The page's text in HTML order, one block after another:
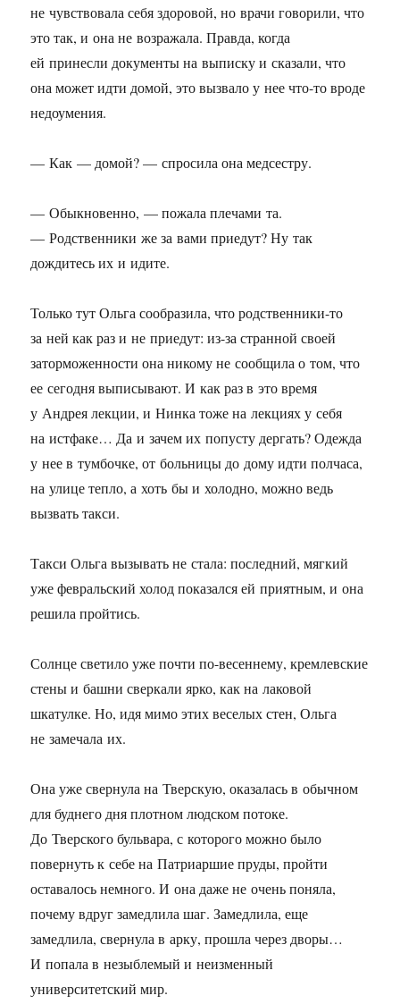
не чувствовала себя здоровой, но врачи говорили, что
это так, и она не возражала. Правда, когда
ей принесли документы на выписку и сказали, что
она может идти домой, это вызвало у нее что-то вроде
недоумения.
— Как — домой? — спросила она медсестру.
— Обыкновенно, — пожала плечами та.
— Родственники же за вами приедут? Ну так
дождитесь их и идите.
Только тут Ольга сообразила, что родственники-то
за ней как раз и не приедут: из-за странной своей
заторможенности она никому не сообщила о том, что
ее сегодня выписывают. И как раз в это время
у Андрея лекции, и Нинка тоже на лекциях у себя
на истфаке… Да и зачем их попусту дергать? Одежда
у нее в тумбочке, от больницы до дому идти полчаса,
на улице тепло, а хоть бы и холодно, можно ведь
вызвать такси.
Такси Ольга вызывать не стала: последний, мягкий
уже февральский холод показался ей приятным, и она
решила пройтись.
Солнце светило уже почти по-весеннему, кремлевские
стены и башни сверкали ярко, как на лаковой
шкатулке. Но, идя мимо этих веселых стен, Ольга
не замечала их.
Она уже свернула на Тверскую, оказалась в обычном
для буднего дня плотном людском потоке.
До Тверского бульвара, с которого можно было
повернуть к себе на Патриаршие пруды, пройти
оставалось немного. И она даже не очень поняла,
почему вдруг замедлила шаг. Замедлила, еще
замедлила, свернула в арку, прошла через дворы…
И попала в незыблемый и неизменный
университетский мир.